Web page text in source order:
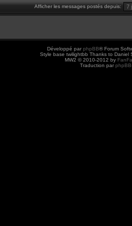
Afficher les messages postés depuis:
Développé par phpBB® Forum
Style base twilightbb Thanks to Daniel
MW2 © 2010-2012 by
Traduction par